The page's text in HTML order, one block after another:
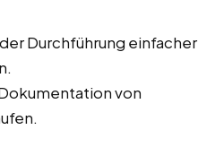
Durchführung einfacher
von